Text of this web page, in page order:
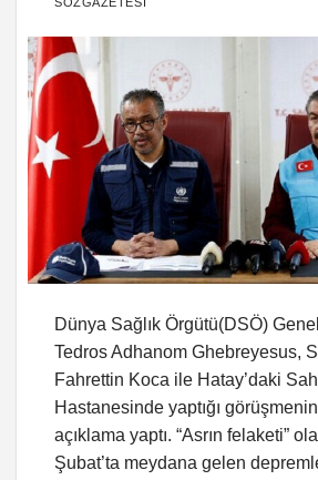
Dünya Sağlık Örgütü(DSÖ)
Tedros Adhanom Ghebreyesus,
Fahrettin Koca ile Hatay’daki
Hastanesinde yaptığı
açıklama yaptı. “Asrın felaketi”
Şubat’ta meydana gelen